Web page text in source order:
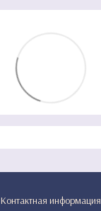
Контактная информация